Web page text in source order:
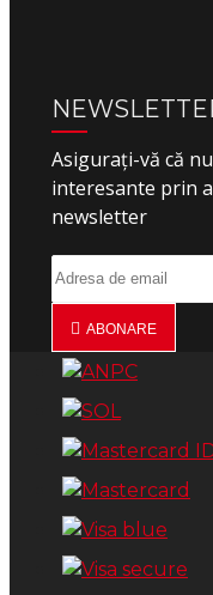
Asigurați-vă că
interesante prin
newsletter
ABONARE